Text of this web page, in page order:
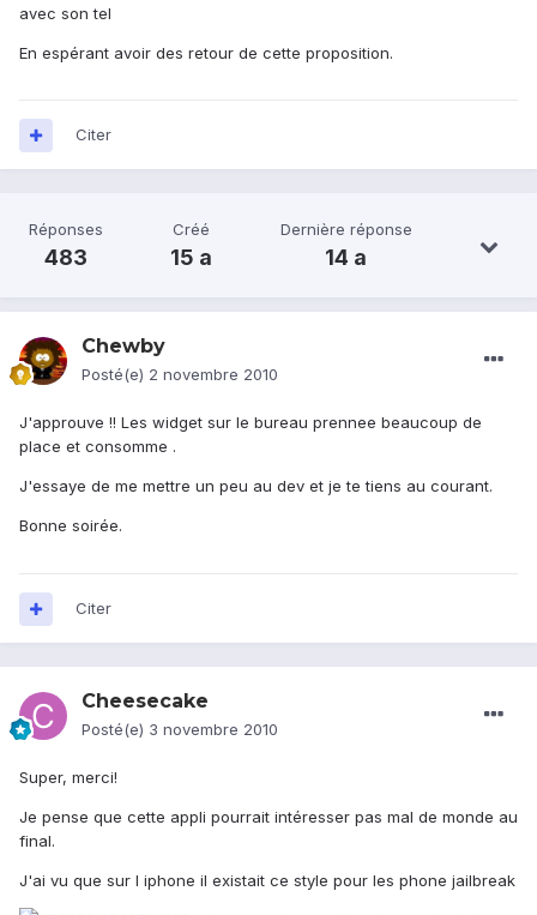
avec son tel
En espérant avoir des retour de cette proposition.
Citer
Réponses
483
Créé
15 a
Dernière réponse
14 a
Chewby
Posté(e) 2 novembre 2010
J'approuve !! Les widget sur le bureau prennee beaucoup de
place et consomme .
J'essaye de me mettre un peu au dev et je te tiens au courant.
Bonne soirée.
Citer
Cheesecake
Posté(e) 3 novembre 2010
Super, merci!
Je pense que cette appli pourrait intéresser pas mal de monde au
final.
J'ai vu que sur l iphone il existait ce style pour les phone jailbreak